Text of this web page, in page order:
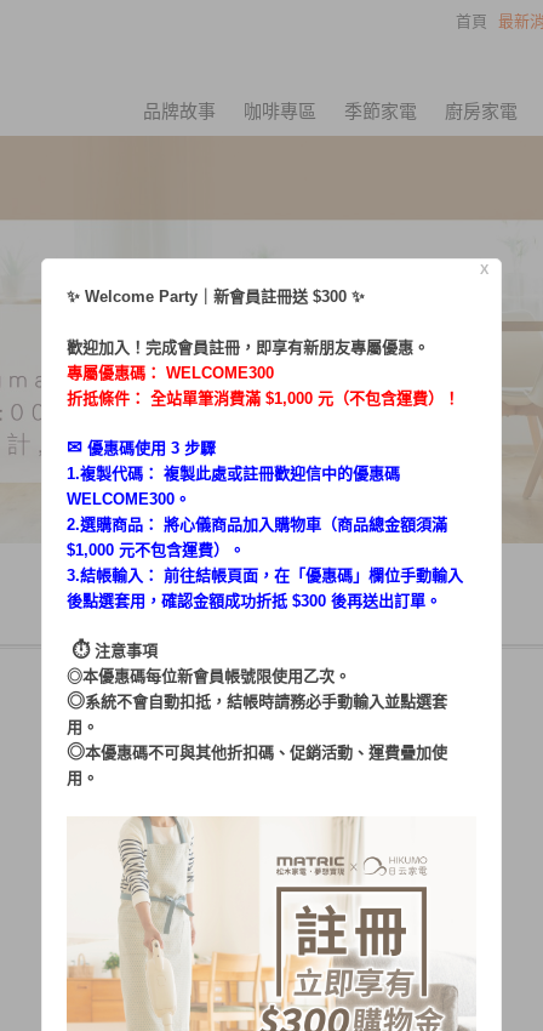
首頁 最新
品牌故事
咖啡專區 季節家電 廚房家電
帳號：
加入會員 忘記密碼?
X
✨ Welcome Party｜新會員註冊送 $300 ✨
歡迎加入！完成會員註冊，即享有新朋友專屬優惠。
專屬優惠碼： WELCOME300
折抵條件： 全站單筆消費滿 $1,000 元（不包含運費）！
✉︎ 優惠碼使用 3 步驟
1.複製代碼： 複製此處或註冊歡迎信中的優惠碼
WELCOME300。
2.選購商品： 將心儀商品加入購物車（商品總金額須滿
$1,000 元不包含運費）。
3.結帳輸入： 前往結帳頁面，在「 優惠碼 」欄位手動輸入
後點選套用，確認金額成功折抵 $300 後再送出訂單。
⏱︎ 注意事項
◎本優惠碼每位新會員帳號限使用乙次。
◎系統不會自動扣抵，結帳時請務必手動輸入並點選套
用。
◎本優惠碼不可與其他折扣碼、促銷活動、運費疊加使
用。